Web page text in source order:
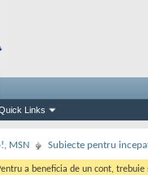
Links
MSN Subiecte pentru
a beneficia de un cont,